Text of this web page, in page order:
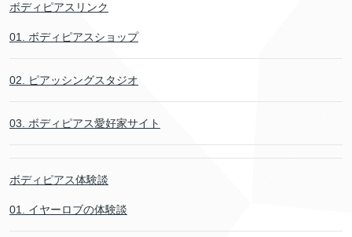
ボディピアスリンク
01. ボディピアスショップ
02. ピアッシングスタジオ
03. ボディピアス愛好家サイト
ボディピアス体験談
01. イヤーロブの体験談